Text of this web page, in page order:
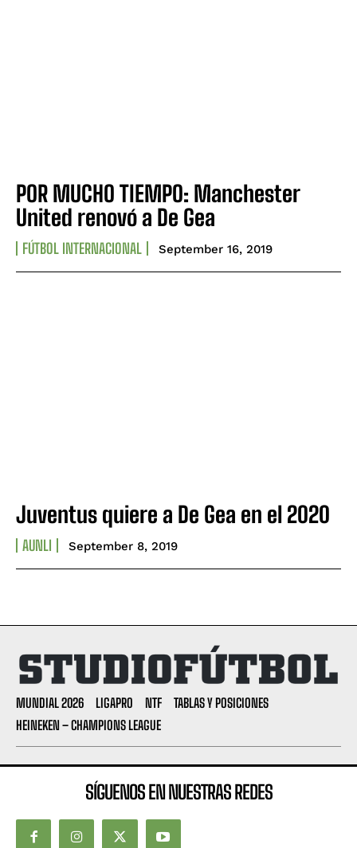
POR MUCHO TIEMPO: Manchester
United renovó a De Gea
FÚTBOL INTERNACIONAL September 16, 2019
Juventus quiere a De Gea en el 2020
AUNLI September 8, 2019
MUNDIAL 2026 LIGAPRO NTF
TABLAS Y POSICIONES
HEINEKEN – CHAMPIONS LEAGUE
SÍGUENOS EN NUESTRAS REDES